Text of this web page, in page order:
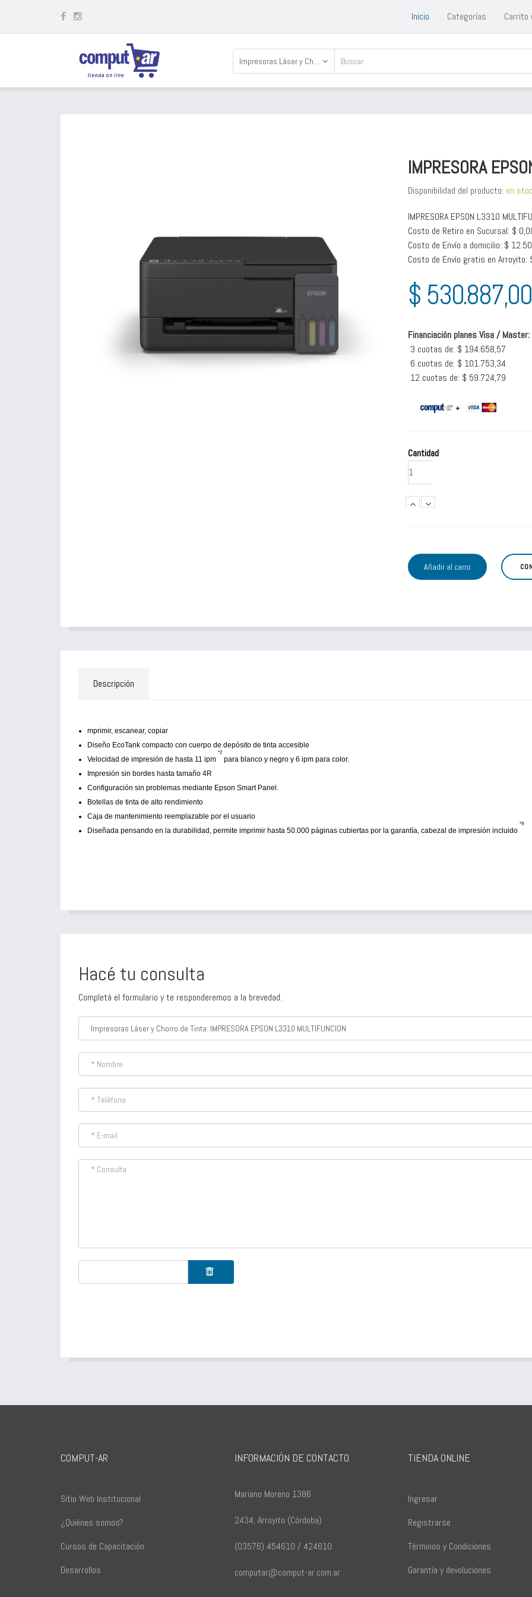
Inicio Categorías Carrito
Impresoras Láser y Chorro de Tinta
IMPRESORA
Disponibilidad del producto: en
IMPRESORA EPSON L3310
Costo de Retiro en Sucursal: $
Costo de Envío a domicilio: $
Costo de Envío gratis en Arroyito:
$ 530.887,00
Financiación planes Visa / Master:
3 cuotas de: $ 194.658,57
6 cuotas de: $ 101.753,34
12 cuotas de: $ 59.724,79
Cantidad
Descripción
mprimir, escanear, copiar
Diseño EcoTank compacto con cuerpo de depósito de tinta accesible
Velocidad de impresión de hasta 11 ipm
*2
para blanco y negro y 6 ipm para color.
Impresión sin bordes hasta tamaño 4R
Configuración sin problemas mediante Epson Smart Panel.
Botellas de tinta de alto rendimiento
Caja de mantenimiento reemplazable por el usuario
Diseñada pensando en la durabilidad, permite imprimir hasta 50.000 páginas cubiertas por la garantía, cabezal de impresión incluido
*9
Hacé tu consulta
Completá el formulario y te responderemos a la brevedad.
COMPUT-AR
Sitio Web Institucional
¿Quiénes somos?
Cursos de Capacitación
Desarrollos
INFORMACIÓN DE CONTACTO
Mariano Moreno 1386
2434, Arroyito (Córdoba)
(03576) 454610 / 424610
computar@comput-ar.com.ar
TIENDA ONLINE
Ingresar
Registrarse
Términos y Condiciones
Garantía y devoluciones